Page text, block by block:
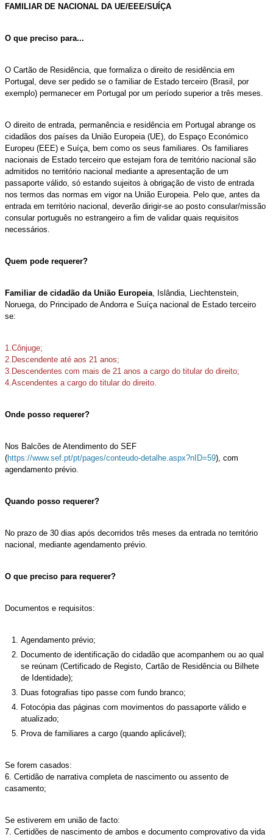
FAMILIAR DE NACIONAL DA UE/EEE/SUÍÇA
O que preciso para...
O Cartão de Residência, que formaliza o direito de residência em
Portugal, deve ser pedido se o familiar de Estado terceiro (Brasil, por
exemplo) permanecer em Portugal por um período superior a três meses.
O direito de entrada, permanência e residência em Portugal abrange os
cidadãos dos países da União Europeia (UE), do Espaço Económico
Europeu (EEE) e Suíça, bem como os seus familiares. Os familiares
nacionais de Estado terceiro que estejam fora de território nacional são
admitidos no território nacional mediante a apresentação de um
passaporte válido, só estando sujeitos à obrigação de visto de entrada
nos termos das normas em vigor na União Europeia. Pelo que, antes da
entrada em território nacional, deverão dirigir-se ao posto consular/missão
consular português no estrangeiro a fim de validar quais requisitos
necessários.
Quem pode requerer?
Familiar de cidadão da União Europeia , Islândia, Liechtenstein,
Noruega, do Principado de Andorra e Suíça nacional de Estado terceiro
se:
1.Cônjuge;
2.Descendente até aos 21 anos;
3.Descendentes com mais de 21 anos a cargo do titular do direito;
4.Ascendentes a cargo do titular do direito.
Onde posso requerer?
Nos Balcões de Atendimento do SEF​
(https://www.sef.pt/pt/pages/conteudo-detalhe.aspx?nID=59), com
agendamento prévio.
Quando posso requerer?
No prazo de 30 dias após decorridos três meses da entrada no território
nacional, mediante agendamento prévio.
O que preciso para requerer?
Documentos e requisitos:
Agendamento prévio;
Documento de identificação do cidadão que acompanhem ou ao qual
se reúnam (Certificado de Registo, Cartão de Residência ou Bilhete
de Identidade);
Duas fotografias tipo passe com fundo branco;
Fotocópia das páginas com movimentos do passaporte válido e
atualizado;
Prova de familiares a cargo (quando aplicável);
Se forem casados:
6. Certidão de narrativa completa de nascimento ou assento de
casamento;
Se estiverem em união de facto:
7. Certidões de nascimento de ambos e documento comprovativo da vida